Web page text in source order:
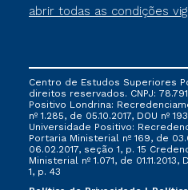
abrir todas as condições
vigente, que ainda não
tenham cancelado ou
via FIES, Prouni e outros
não se acumula com
ofertada pela Instituição.
Centro de Estudos Superiores
direitos reservados. CNPJ:
Positivo Londrina:
nº 1.285, de 05.10.2017, DOU nº
Universidade Positivo:
Portaria Ministerial nº 169, de
06.02.2017, seção 1, p. 15
Ministerial nº 1.071, de 01.11.2013,
1, p. 43